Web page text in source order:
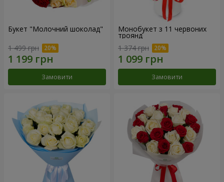
Букет "Молочний шоколад"
1 499 грн
Замовити
Монобукет з 11 червоних
троянд
1 374 грн
Замовити